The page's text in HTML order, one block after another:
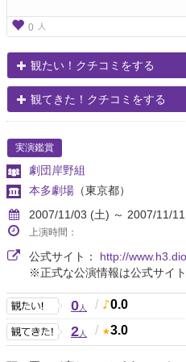
0 人
観たい！クチコミをする
観てきた！クチコミをする
実演鑑賞
劇団岸野組
本多劇場 （東京都）
2007/11/03 (土) ～ 2007/11/
上演時間：
公式サイト： http://
※正式な公演情報は公式サイト
0人 / 0.0
2人 / 3.0